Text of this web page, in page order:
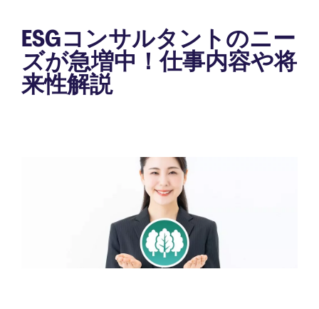
ESGコンサルタントのニー
ズが急増中！仕事内容や将
来性解説